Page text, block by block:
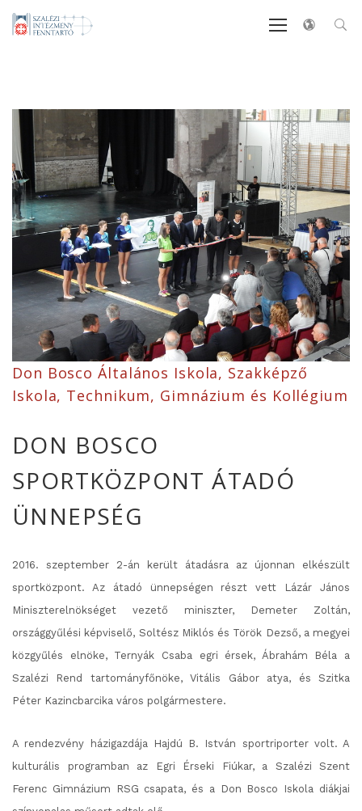
Don Bosco Általános Iskola, Szakképző
Iskola, Technikum, Gimnázium és Kollégium
DON BOSCO
SPORTKÖZPONT ÁTADÓ
ÜNNEPSÉG
2016. szeptember 2-án került átadásra az újonnan elkészült
sportközpont. Az átadó ünnepségen részt vett Lázár János
Miniszterelnökséget vezető miniszter, Demeter Zoltán,
országgyűlési képviselő, Soltész Miklós és Török Dezső, a megyei
közgyűlés elnöke, Ternyák Csaba egri érsek, Ábrahám Béla a
Szalézi Rend tartományfőnöke, Vitális Gábor atya, és Szitka
Péter Kazincbarcika város polgármestere.
A rendezvény házigazdája Hajdú B. István sportriporter volt. A
kulturális programban az Egri Érseki Fiúkar, a Szalézi Szent
Ferenc Gimnázium RSG csapata, és a Don Bosco Iskola diákjai